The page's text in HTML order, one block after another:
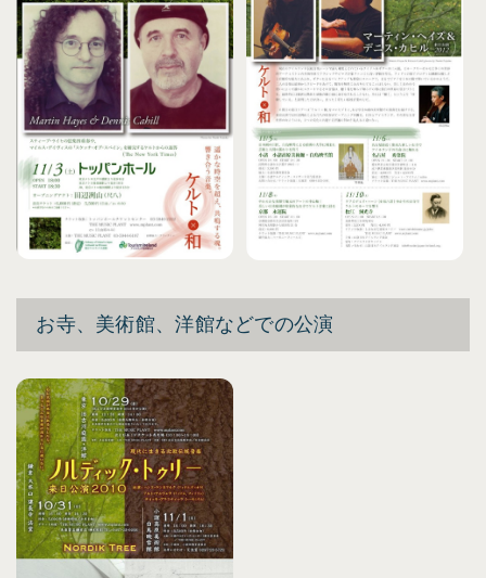
お寺、美術館、洋館などでの公演